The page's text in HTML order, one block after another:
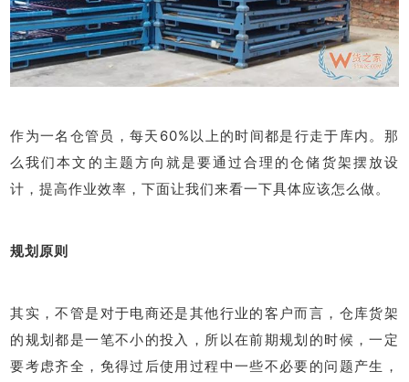
作为一名仓管员，每天60%以上的时间都是行走于库内。那
么我们本文的主题方向就是要通过合理的仓储货架摆放设
计，提高作业效率，下面让我们来看一下具体应该怎么做。
规划原则
其实，不管是对于电商还是其他行业的客户而言，仓库货架
的规划都是一笔不小的投入，所以在前期规划的时候，一定
要考虑齐全，免得过后使用过程中一些不必要的问题产生，